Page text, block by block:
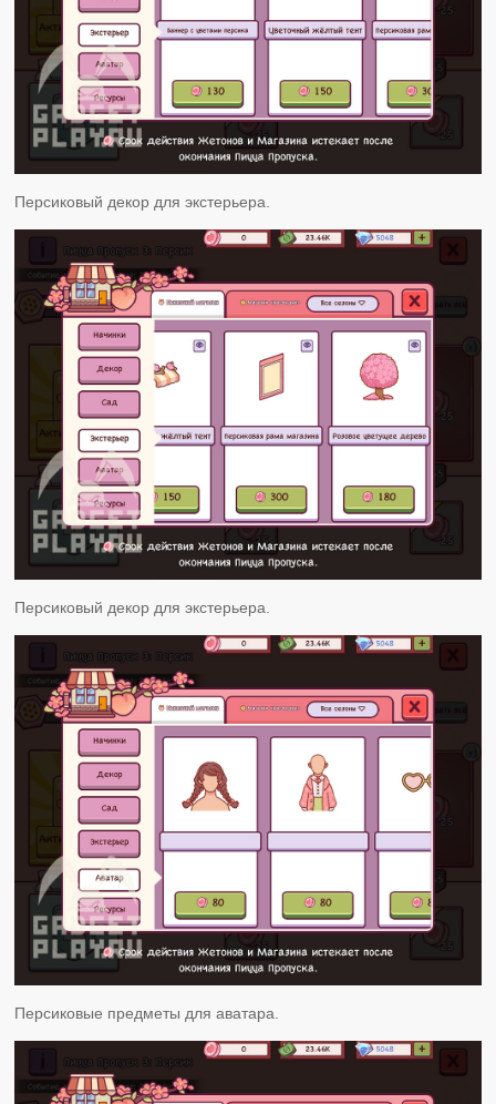
Персиковый декор для экстерьера.
Персиковый декор для экстерьера.
Персиковые предметы для аватара.